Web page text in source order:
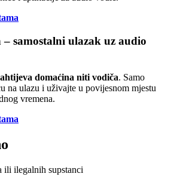
samostalni ulazak uz audio
domaćina niti vodiča. Samo
na ulazu i uživajte u povijesnom mjestu
vremena.
ili ilegalnih supstanci